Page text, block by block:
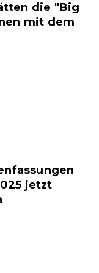
die "Big
mit dem
jetzt